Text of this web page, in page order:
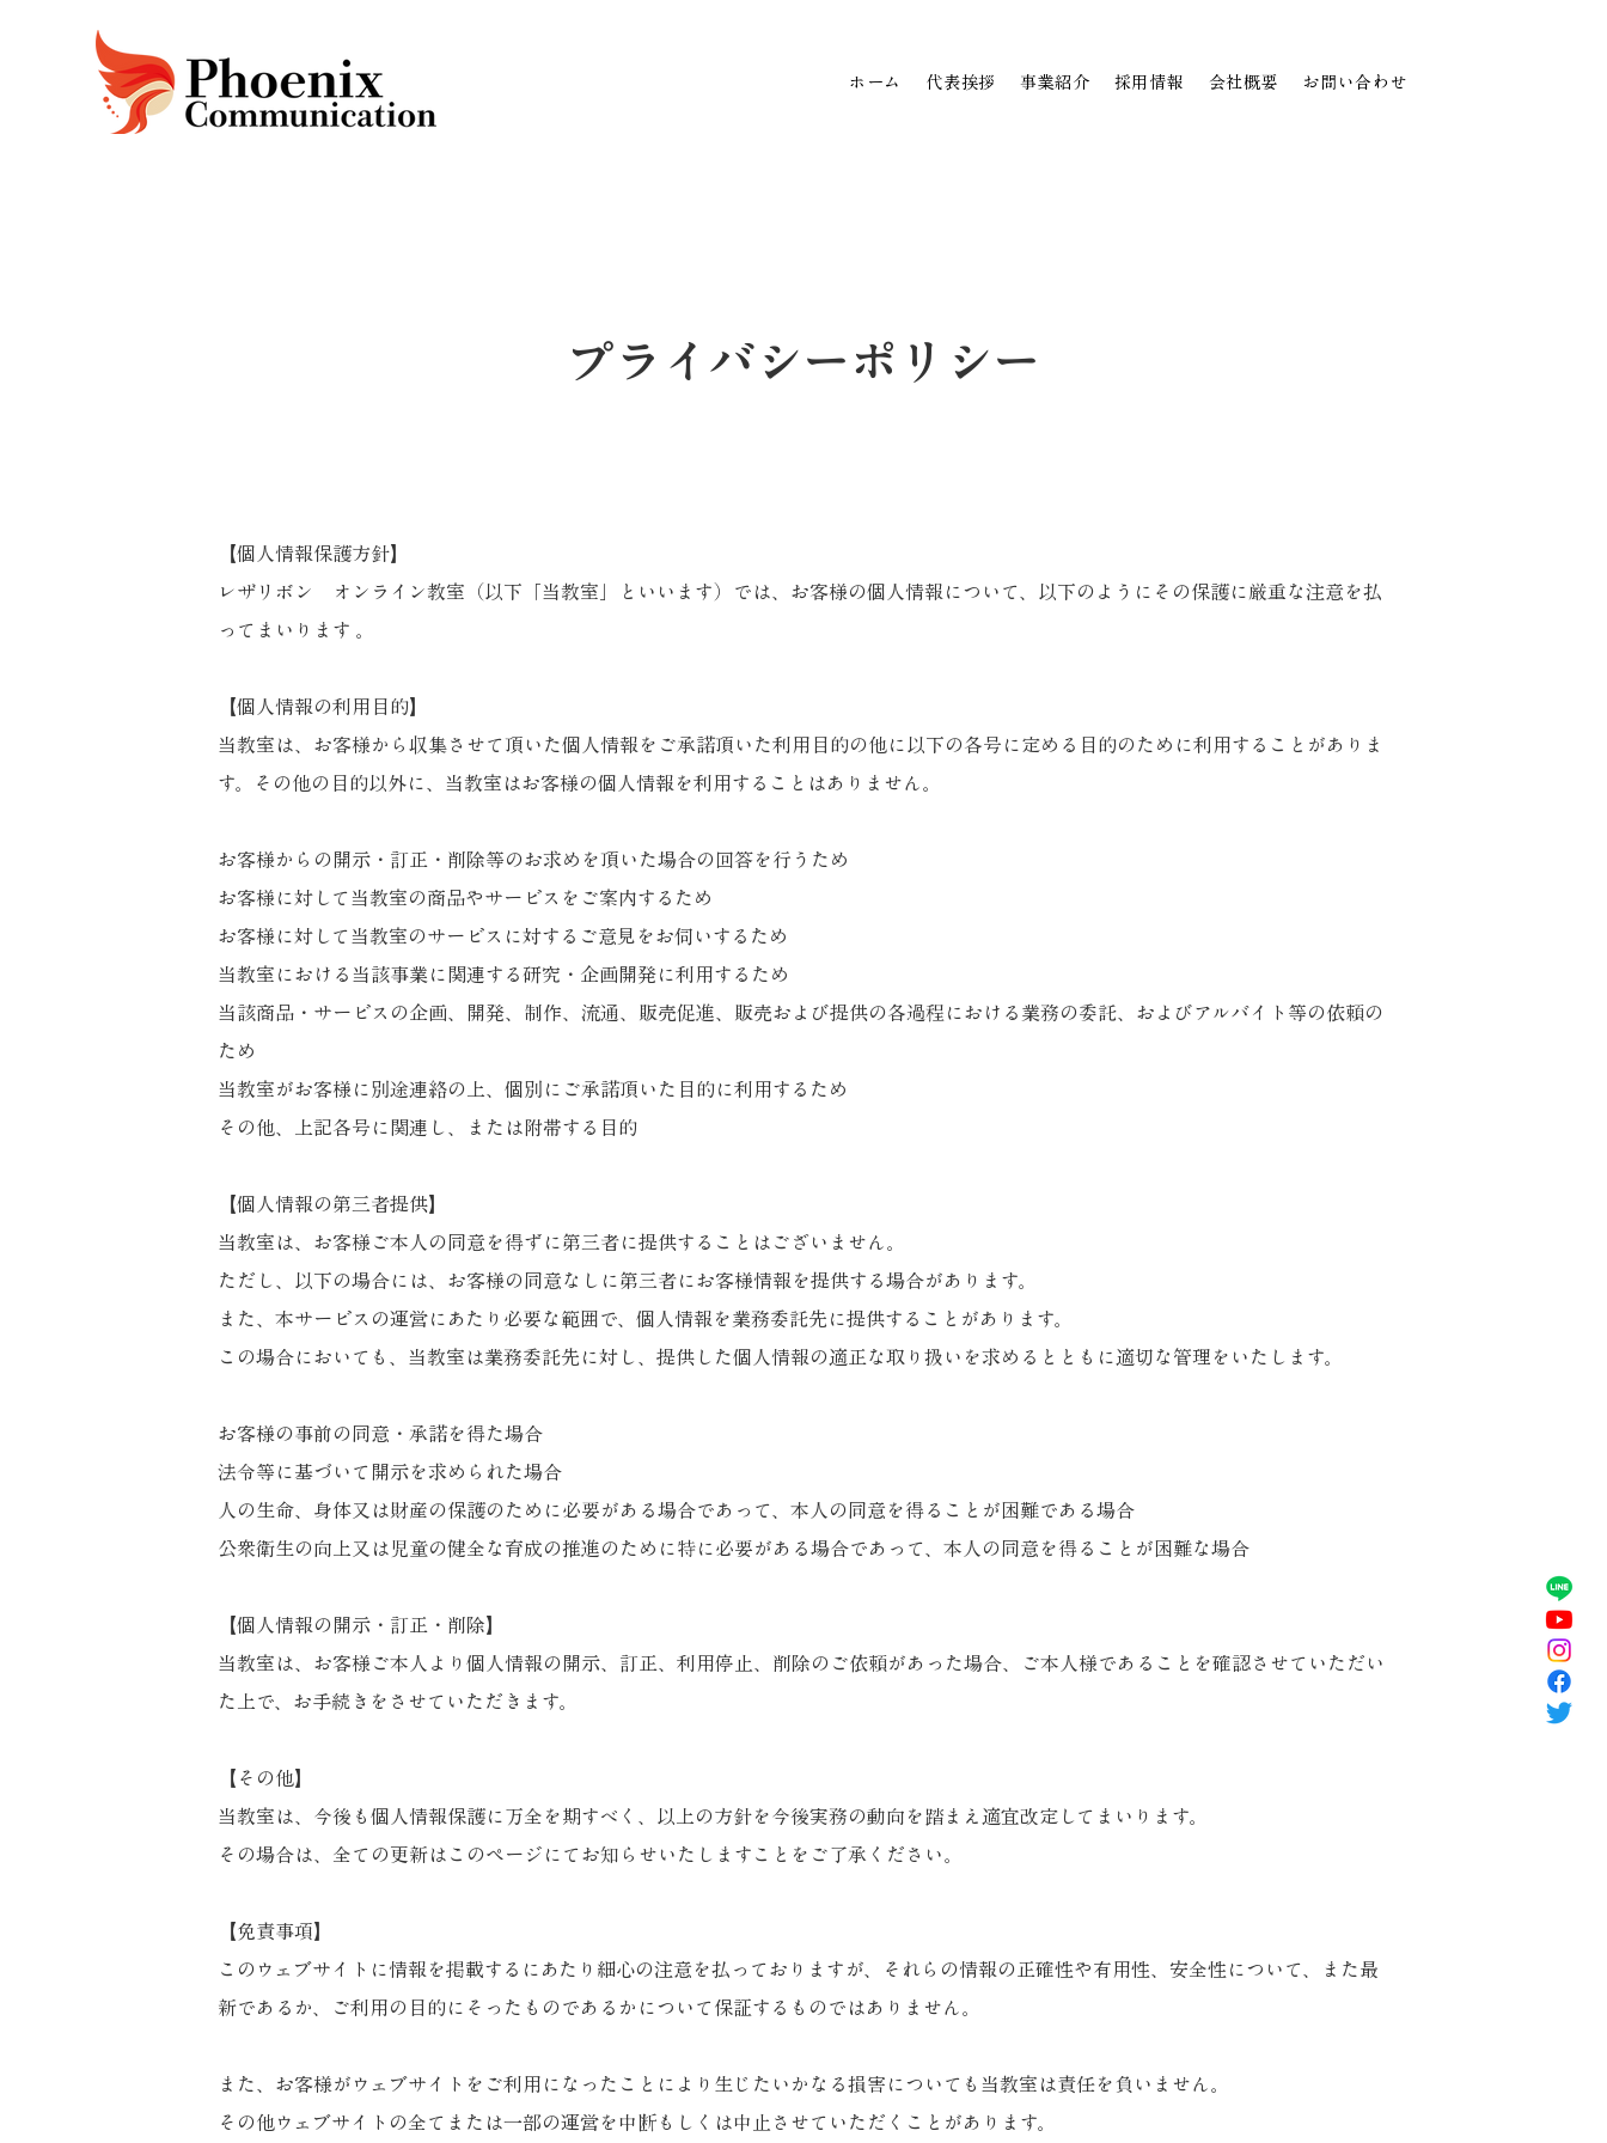
ホーム 代表挨拶 事業紹介 採用情報 会社概要 お問い合わせ
プライバシーポリシー
【個人情報保護方針】
レザリボン オンライン教室（以下「当教室」といいます）では、お客様の個人情報について、以下のようにその保護に厳重な注意を払
ってまいります 。
【個人情報の利用目的】
当教室は、お客様から収集させて頂いた個人情報をご承諾頂いた利用目的の他に以下の各号に定める目的のために利用することがありま
す。
その他の目的以外に、当教室はお客様の個人情報を利用することはありません。
お客様からの開示・訂正・削除等のお求めを頂いた場合の回答を行うため
お客様に対して当教室の商品やサービスをご案内するため
お客様に対して当教室のサービスに対するご意見をお伺いするため
当教室における当該事業に関連する研究・企画開発に利用するため
当該商品・サービスの企画、開発、制作、流通、販売促進、販売および提供の各過程における業務の委託、およびアルバイト等の依頼の
ため
当教室がお客様に別途連絡の上、個別にご承諾頂いた目的に利用するため
その他、上記各号に関連し、または附帯する目的
【個人情報の第三者提供】
当教室は、お客様ご本人の同意を得ずに第三者に提供することはございません。
ただし、以下の場合には、お客様の同意なしに第三者にお客様情報を提供する場合があります。
また、本サービスの運営にあたり必要な範囲で、個人情報を業務委託先に提供することがあります。
この場合においても、当教室は業務委託先に対し、提供した個人情報の適正な取り扱いを求めるとともに適切な管理をいたします。
お客様の事前の同意・承諾を得た場合
法令等に基づいて開示を求められた場合
人の生命、身体又は財産の保護のために必要がある場合であって、本人の同意を得ることが困難である場合
公衆衛生の向上又は児童の健全な育成の推進のために特に必要がある場合であって、本人の同意を得ることが困難な場合
【個人情報の開示・訂正・削除】
当教室は、お客様ご本人より個人情報の開示、訂正、利用停止、削除のご依頼があった場合、ご本人様であることを確認させていただい
た上で、お手続きをさせていただきます。
【その他】
当教室は、今後も個人情報保護に万全を期すべく、以上の方針を今後実務の動向を踏まえ適宜改定してまいります。
その場合は、全ての更新はこのページにてお知らせいたしますことをご了承ください。
【免責事項】
このウェブサイトに情報を掲載するにあたり細心の注意を払っておりますが、それらの情報の正確性や有用性、安全性について、また最
新であるか、ご利用の目的にそったものであるかについて保証するものではありません。
また、お客様がウェブサイトをご利用になったことにより生じたいかなる損害についても当教室は責任を負いません。
その他ウェブサイトの全てまたは一部の運営を中断もしくは中止させていただくことがあります。